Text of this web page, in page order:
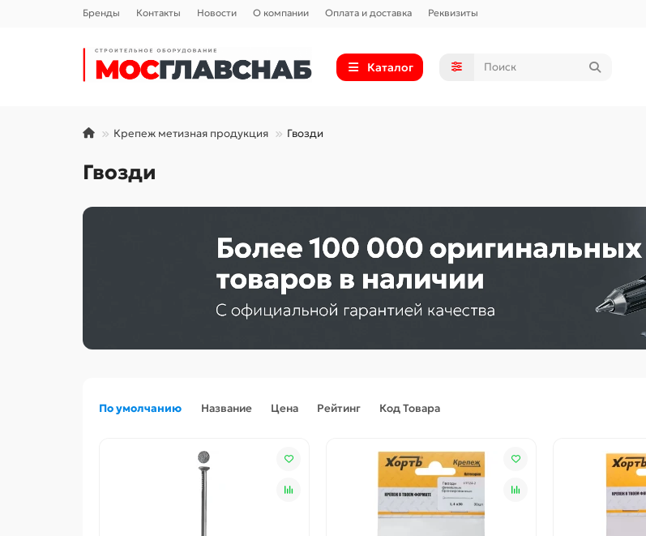
Бренды Контакты Новости О компании Оплата и доставка Реквизиты
Каталог
Крепеж метизная продукция Гвозди
Гвозди
По умолчанию Название Цена Рейтинг Код Товара